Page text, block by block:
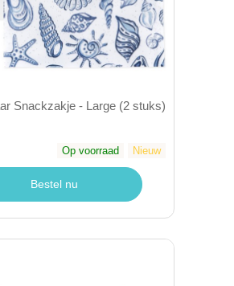
Snackzakje - Large (2 stuks)
Op voorraad Nieuw
Bestel nu